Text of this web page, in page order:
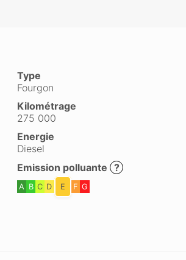
Type
Fourgon
Kilométrage
275 000
Energie
Diesel
Emission polluante ?
A B C D E F G